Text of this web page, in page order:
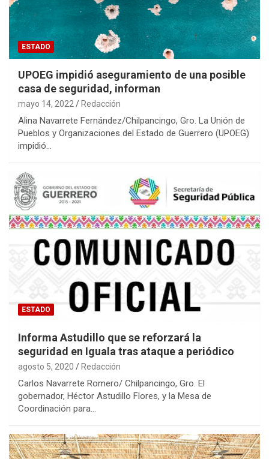
ESTADO
UPOEG impidió aseguramiento de una posible
casa de seguridad, informan
mayo 14, 2022 Redacción
Alina Navarrete Fernández/Chilpancingo, Gro. La Unión de
Pueblos y Organizaciones del Estado de Guerrero (UPOEG)
impidió…
ESTADO
Informa Astudillo que se reforzará la
seguridad en Iguala tras ataque a periódico
agosto 5, 2020 Redacción
Carlos Navarrete Romero/ Chilpancingo, Gro. El
gobernador, Héctor Astudillo Flores, y la Mesa de
Coordinación para…